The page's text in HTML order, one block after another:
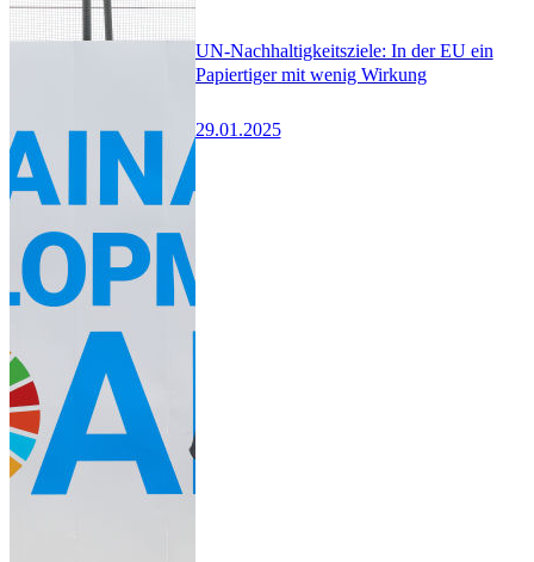
UN-Nachhaltigkeitsziele: In der EU ein
Papiertiger mit wenig Wirkung
29.01.2025